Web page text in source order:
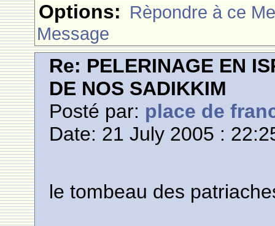
Options: Rèpondre à ce
Message
Re: PELERINAGE EN
DE NOS SADIKKIM
Posté par: place de
Date: 21 July 2005 :
le tombeau des